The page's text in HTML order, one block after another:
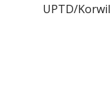
UPTD/